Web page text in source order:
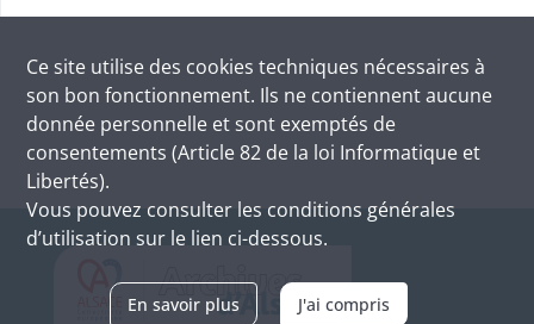
Ce site utilise des cookies techniques nécessaires à
son bon fonctionnement. Ils ne contiennent aucune
donnée personnelle et sont exemptés de
consentements (Article 82 de la loi Informatique et
Libertés).
Vous pouvez consulter les conditions générales
d’utilisation sur le lien ci-dessous.
En savoir plus J'ai compris